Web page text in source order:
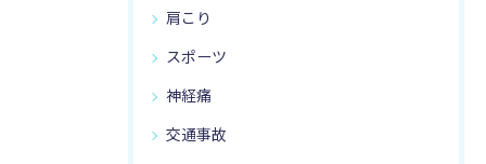
肩こり
スポーツ
神経痛
交通事故